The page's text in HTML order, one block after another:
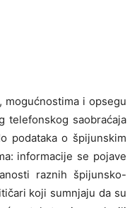
mogućnostima i opsegu
telefonskog saobraćaja
podataka o špijunskim
informacije se pojave
raznih špijunsko-
koji sumnjaju da su